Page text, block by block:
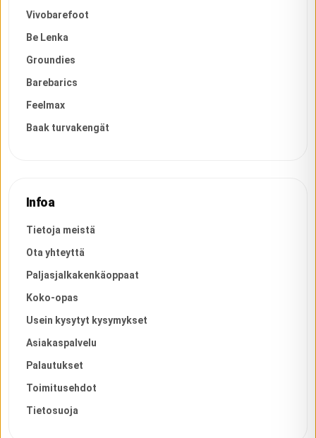
Vivobarefoot
Be Lenka
Groundies
Barebarics
Feelmax
Baak turvakengät
Infoa
Tietoja meistä
Ota yhteyttä
Paljasjalkakenkäoppaat
Koko-opas
Usein kysytyt kysymykset
Asiakaspalvelu
Palautukset
Toimitusehdot
Tietosuoja